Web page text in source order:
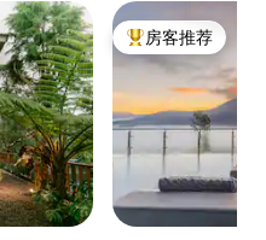
热门「房客推荐」
房客推荐